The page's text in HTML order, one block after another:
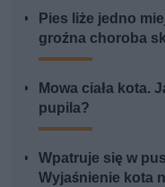
Pies liże jedno
groźna choroba
Mowa ciała kota.
pupila?
Wpatruje się w
Wyjaśnienie kota